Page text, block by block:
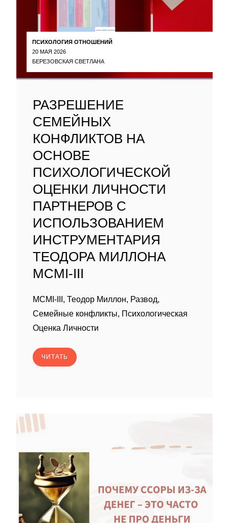
ПСИХОЛОГИЯ ОТНОШЕНИЙ
20 МАЯ 2026
БЕРЕЗОВСКАЯ СВЕТЛАНА
РАЗРЕШЕНИЕ
СЕМЕЙНЫХ
КОНФЛИКТОВ НА
ОСНОВЕ
ПСИХОЛОГИЧЕСКОЙ
ОЦЕНКИ ЛИЧНОСТИ
ПАРТНЕРОВ С
ИСПОЛЬЗОВАНИЕМ
ИНСТРУМЕНТАРИЯ
ТЕОДОРА МИЛЛОНА
MCMI-III
MCMI-III, Теодор Миллон, Развод,
Семейные конфликты, Психологическая
Оценка Личности
ЧИТАТЬ